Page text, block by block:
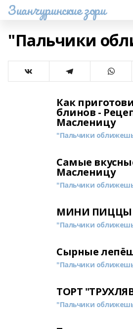
Зианчуринские зори
"Пальчики
Как
блинов -
Масленицу
"Пальчики
Самые
Масленицу
"Пальчики
МИНИ ПИЦЦЫ
"Пальчики
Сырные
"Пальчики
ТОРТ
"Пальчики